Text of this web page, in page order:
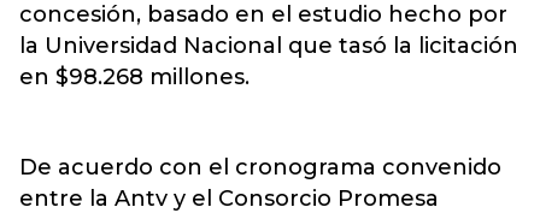
concesión, basado en el estudio hecho por
la Universidad Nacional que tasó la licitación
en $98.268 millones.
De acuerdo con el cronograma convenido
entre la Antv y el Consorcio Promesa